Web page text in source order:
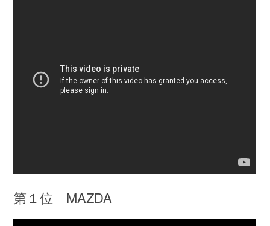
第１位 MAZDA